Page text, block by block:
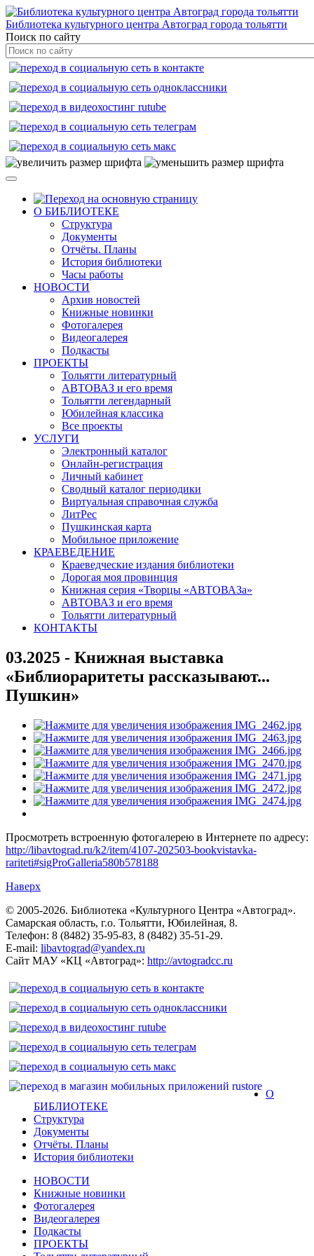
Библиотека культурного центра Автоград города тольятти
Поиск по сайту
О БИБЛИОТЕКЕ
Структура
Документы
Отчёты. Планы
История библиотеки
Часы работы
НОВОСТИ
Архив новостей
Книжные новинки
Фотогалерея
Видеогалерея
Подкасты
ПРОЕКТЫ
Тольятти литературный
АВТОВАЗ и его время
Тольятти легендарный
Юбилейная классика
Все проекты
УСЛУГИ
Электронный каталог
Онлайн-регистрация
Личный кабинет
Сводный каталог периодики
Виртуальная справочная служба
ЛитРес
Пушкинская карта
Мобильное приложение
КРАЕВЕДЕНИЕ
Краеведческие издания библиотеки
Дорогая моя провинция
Книжная серия «Творцы «АВТОВАЗа»
АВТОВАЗ и его время
Тольятти литературный
КОНТАКТЫ
03.2025 - Книжная выставка
«Библиораритеты рассказывают...
Пушкин»
Просмотреть встроенную фотогалерею в Интернете по адресу:
http://libavtograd.ru/k2/item/4107-202503-bookvistavka-
rariteti#sigProGalleria580b578188
Наверх
© 2005-2026. Библиотека «Культурного Центра «Автоград».
Самарская область, г.о. Тольятти, Юбилейная, 8.
Телефон: 8 (8482) 35-95-83, 8 (8482) 35-51-29.
E-mail: libavtograd@yandex.ru
Сайт МАУ «КЦ «Автоград»: http://avtogradcc.ru
О
БИБЛИОТЕКЕ
Структура
Документы
Отчёты. Планы
История библиотеки
НОВОСТИ
Книжные новинки
Фотогалерея
Видеогалерея
Подкасты
ПРОЕКТЫ